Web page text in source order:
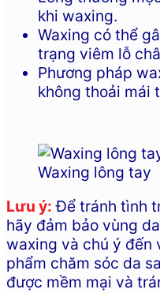
khi waxing.
Waxing có thể
trạng viêm lỗ
Phương pháp
không thoải mái
Waxing lông tay
Lưu ý: Để tránh tình
hãy đảm bảo vùng
waxing và chú ý đến
phẩm chăm sóc da
được mềm mại và